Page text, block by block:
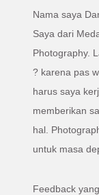
Nama saya
Saya dari
Photography.
? karena pas
harus saya
memberikan
hal.
untuk masa
Feedback